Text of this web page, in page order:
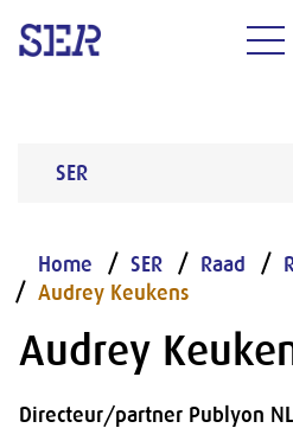
SER
Home SER Raad
Audrey Keukens
Audrey
Directeur/partner Publyon NL